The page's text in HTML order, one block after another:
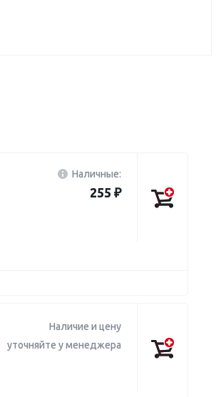
Наличные:
255 ₽
Наличие и цену
уточняйте у менеджера